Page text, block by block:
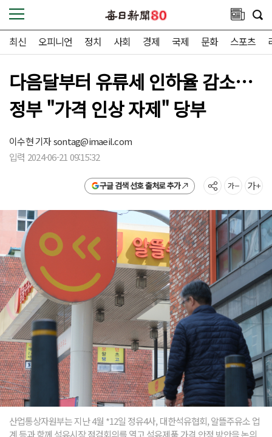
최신 오피니언 정치 사회 경제 국제 문화 스포츠
다음달부터 유류세 인하율 감소…
정부 "가격 인상 자제" 당부
이수현 기자sontag@imaeil.com
입력 2024-06-21 09:15:32
구글 검색 선호 출처로 추가
산업통상자원부는 지난 4월 *12일 정유4사, 대한석유협회, 알뜰주유소 업
계 등과 함께 석유시장 점검회의를 열고 석유제품 가격 안정 방안을 논의